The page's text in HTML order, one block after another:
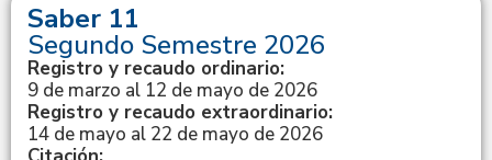
Saber 11
Segundo Semestre 2026
Registro y recaudo ordinario:
9 de marzo al 12 de mayo de 2026
Registro y recaudo extraordinario:
14 de mayo al 22 de mayo de 2026